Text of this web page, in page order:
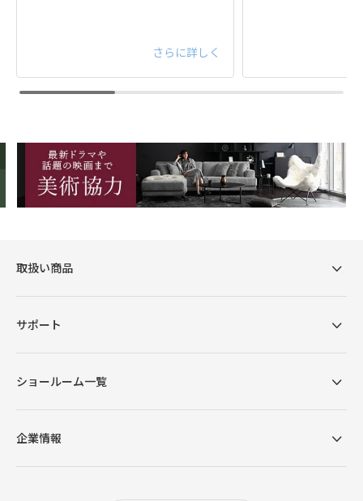
さらに詳しく
取扱い商品
サポート
ショールーム一覧
企業情報